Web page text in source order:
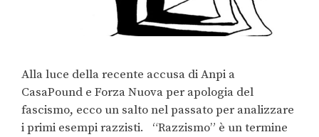
Alla luce della recente accusa di Anpi a
CasaPound e Forza Nuova per apologia del
fascismo, ecco un salto nel passato per analizzare
i primi esempi razzisti. “Razzismo” è un termine